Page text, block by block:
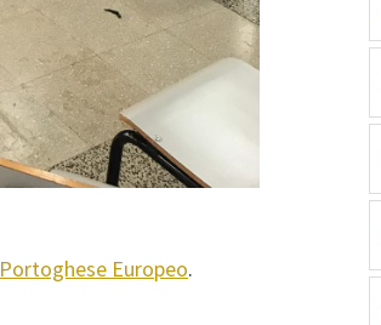
Portoghese Europeo.